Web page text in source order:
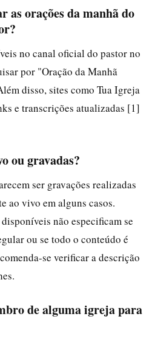
as orações da manhã do
no canal oficial do pastor no
por "Oração da Manhã
disso, sites como Tua Igreja
e transcrições atualizadas [1]
ou gravadas?
ser gravações realizadas
ao vivo em alguns casos.
não especificam se
ou se todo o conteúdo é
se verificar a descrição
de alguma igreja para